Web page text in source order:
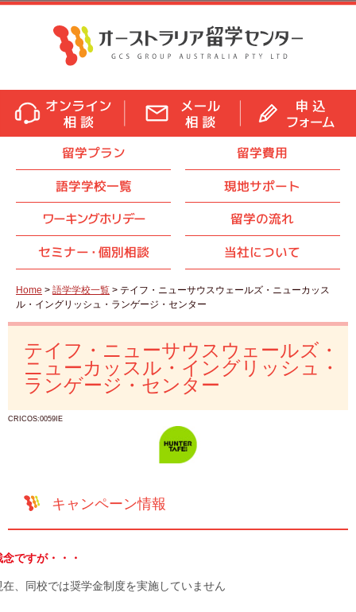
留学プラン
留学費用
語学学校一覧
現地サポート
ワーキングホリデー
留学の流れ
セミナー・ 個別相談 当社について
Home > 語学学校一覧 > テイフ・ニューサウスウェールズ・ニューカッス
ル・イングリッシュ・ランゲージ・センター
テイフ・ニューサウスウェールズ・
ニューカッスル・イングリッシュ・
ランゲージ・センター
CRICOS:0059IE
キャンペーン情報
念ですが・・・
在、同校では奨学金制度を実施していません